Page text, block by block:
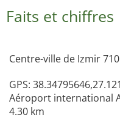
Faits et chiffres
Centre-ville de Izmir
GPS:
Aéroport international
4.30 km